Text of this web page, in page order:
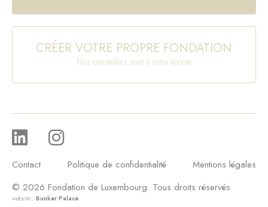
CRÉER VOTRE PROPRE FONDATION
Nos conseillers sont à votre écoute
Contact Politique de confidentialité
Mentions légales
© 2026 Fondation de Luxembourg. Tous droits réservés
website : Bunker Palace